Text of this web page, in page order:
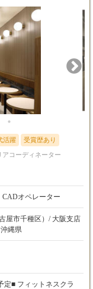
期で4件程度です。 ・1
ェクトを推進します。
超えるクオリティを実現
た」「ここまでこだわ
葉をいただけた時、大
たのアイデアと情熱で、
を味わってください。
活躍 受賞歴あり
アコーディネーター
オペレーター
屋市千種区）/ 大阪支店
縄県
定■ フィットネスクラ